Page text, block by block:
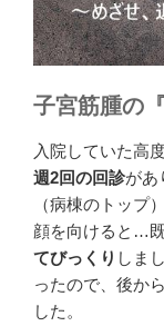
子宮筋腫の
入院していた高
週2回の回診があ
（病棟のトップ
顔を向けると…
てびっくり しま
ったので、後か
した。